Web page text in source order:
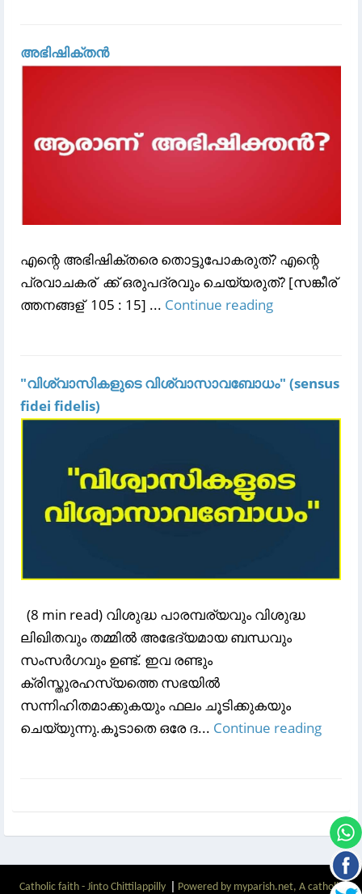
അഭിഷിക്തൻ
എന്റെ അഭിഷിക്‌തരെ തൊട്ടുപോകരുത്‌? എന്റെ
പ്രവാചകര് ‍ ക്ക്‌ ഒരുപദ്രവും ചെയ്യരുത്‌? [സങ്കീര് ‍
ത്തനങ്ങള് ‍ 105 : 15] ... Continue reading
"വിശ്വാസികളുടെ വിശ്വാസാവബോധം" (sensus
fidei fidelis)
(8 min read) വിശുദ്ധ പാരമ്പര്യവും വിശുദ്ധ
ലിഖിതവും തമ്മിൽ അഭേദ്യമായ ബന്ധവും
സംസർഗവും ഉണ്ട്. ഇവ രണ്ടും
ക്രിസ്തുരഹസ്യത്തെ സഭയിൽ
സന്നിഹിതമാക്കുകയും ഫലം ചൂടിക്കുകയും
ചെയ്യുന്നു.കൂടാതെ ഒരേ ദ... Continue reading
Catholic faith - Jinto Chittilappilly | Powered by myparish.net, A catholic